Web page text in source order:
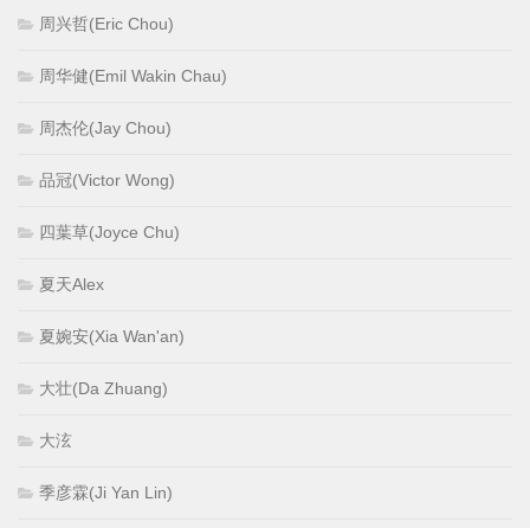
周兴哲(Eric Chou)
周华健(Emil Wakin Chau)
周杰伦(Jay Chou)
品冠(Victor Wong)
四葉草(Joyce Chu)
夏天Alex
夏婉安(Xia Wan'an)
大壮(Da Zhuang)
大泫
季彦霖(Ji Yan Lin)